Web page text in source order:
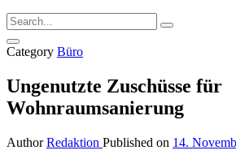
Category Büro
Ungenutzte Zuschüsse für
Wohnraumsanierung
Author Redaktion Published on 14.